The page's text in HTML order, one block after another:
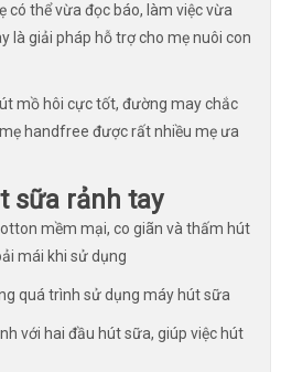
có thể vừa đọc báo, làm việc vừa
là giải pháp hỗ trợ cho mẹ nuôi con
mồ hôi cực tốt, đường may chắc
handfree được rất nhiều mẹ ưa
sữa rảnh tay
mềm mại, co giãn và thấm hút
mái khi sử dụng
quá trình sử dụng máy hút sữa
với hai đầu hút sữa, giúp việc hút